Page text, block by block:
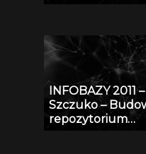
coś więcej niż
Cyfrowa
INFOBAZY 2011
Szczuko –
repozytorium